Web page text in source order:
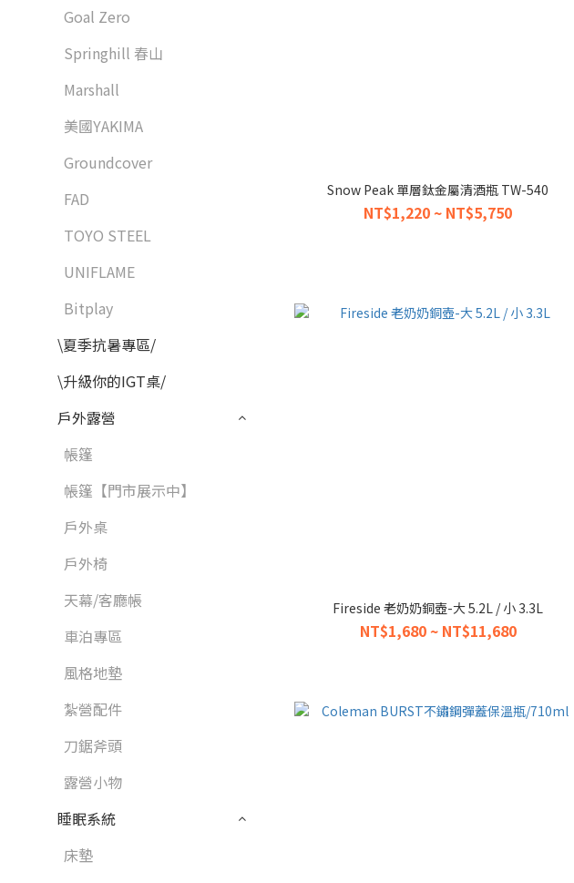
Goal Zero
Springhill 春山
Marshall
美國YAKIMA
Groundcover
FAD
TOYO STEEL
UNIFLAME
Bitplay
\夏季抗暑專區/
\升級你的IGT桌/
戶外露營
帳篷
帳篷【門市展示中】
戶外桌
戶外椅
天幕/客廳帳
車泊專區
風格地墊
紮營配件
刀鋸斧頭
露營小物
睡眠系統
床墊
Snow Peak 單層鈦金屬清酒瓶 TW-540
NT$1,220 ~ NT$5,750
Fireside 老奶奶銅壺-大 5.2L / 小 3.3L
NT$1,680 ~ NT$11,680